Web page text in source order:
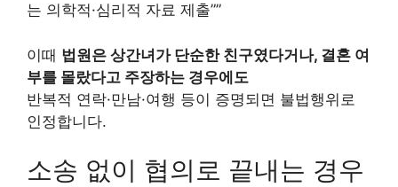
는 의학적·심리적 자료 제출””
이때 법원은 상간녀가 단순한 친구였다거나, 결혼 여
부를 몰랐다고 주장하는 경우에도
반복적 연락·만남·여행 등이 증명되면 불법행위로
인정합니다.
소송 없이 협의로 끝내는 경우